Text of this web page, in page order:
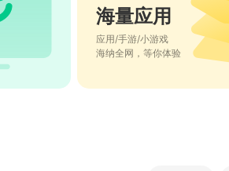
海量应用
应用/手游/小游戏
海纳全网，等你体验